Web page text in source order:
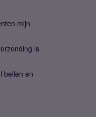
mijn
is
bellen en